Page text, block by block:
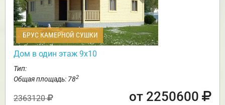
БРУС КАМЕРНОЙ СУШКИ
Дом в один этаж 9х10
Тип:
Общая площадь: 782
2363120 от 2250600